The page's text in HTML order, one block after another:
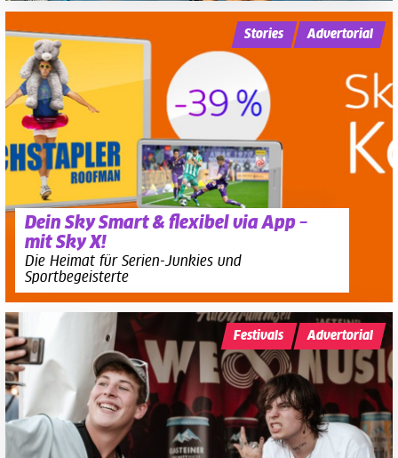
Dein Sky Smart & flexibel via App –
mit Sky X!
Die Heimat für Serien-Junkies und
Sportbegeisterte
Stories Advertorial
Festivals Advertorial